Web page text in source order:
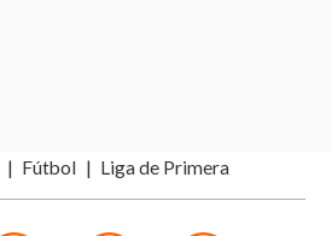
Fútbol Liga de Primera